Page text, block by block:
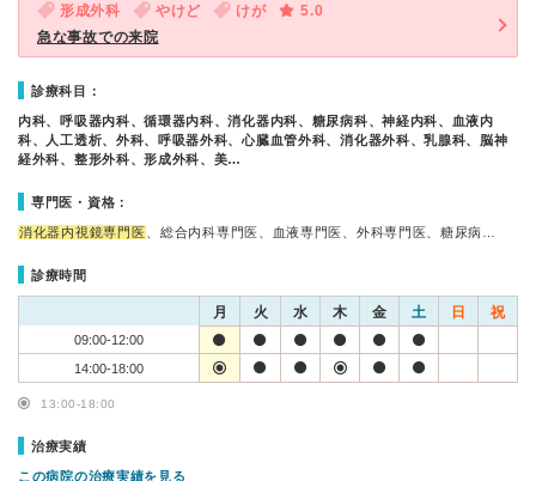
形成外科 やけど けが
5.0
急な事故での来院
診療科目：
内科、呼吸器内科、循環器内科、消化器内科、糖尿病科、神経内科、血液内
科、人工透析、外科、呼吸器外科、心臓血管外科、消化器外科、乳腺科、脳神
経外科、整形外科、形成外科、美…
専門医・資格：
消化器内視鏡専門医 、総合内科専門医、血液専門医、外科専門医、糖尿病…
診療時間
月 火 水 木 金 土 日 祝
09:00-12:00
14:00-18:00
13:00-18:00
治療実績
この病院の治療実績を見る